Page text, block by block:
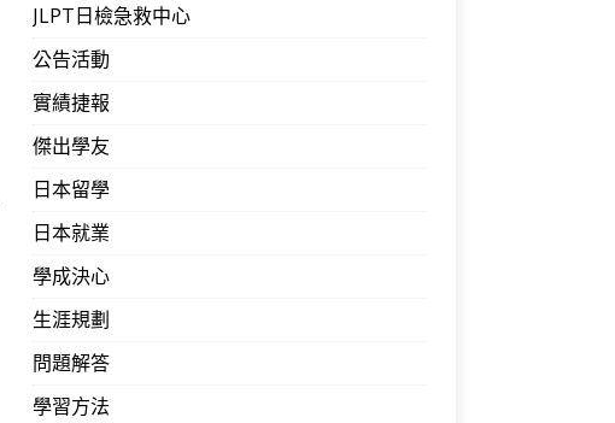
JLPT日檢急救中心
公告活動
實績捷報
傑出學友
日本留學
日本就業
學成決心
生涯規劃
問題解答
學習方法